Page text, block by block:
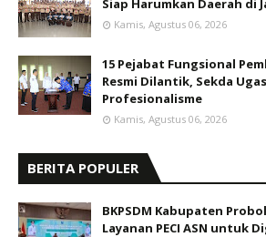
Siap Harumkan Daerah di
Kamis, Agustus 06, 2026
15 Pejabat Fungsional
Resmi Dilantik, Sekda
Profesionalisme
Kamis, Agustus 06, 2026
BERITA POPULER
BKPSDM Kabupaten
Layanan PECI ASN untuk